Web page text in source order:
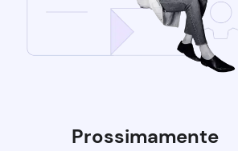
Prossimamente